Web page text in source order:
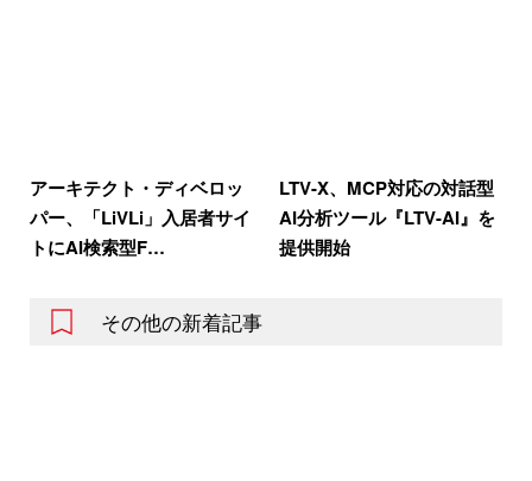
アーキテクト・ディベロッ
パー、「LiVLi」入居者サイ
トにAI検索型F…
LTV-X、MCP対応の対話型
AI分析ツール『LTV-AI』を
提供開始
その他の新着記事